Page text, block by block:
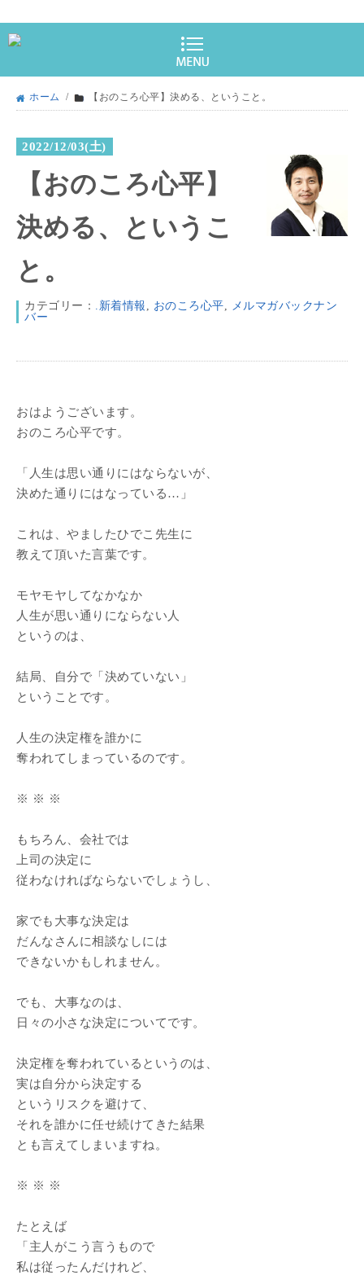
ホーム / 【おのころ心平】決める、ということ。
2022/12/03(土)
【おのころ心平】
決める、というこ
と。
カテゴリー： .新着情報 , おのころ心平, メルマガバックナン
バー
おはようございます。
おのころ心平です。
「人生は思い通りにはならないが、
決めた通りにはなっている…」
これは、やましたひでこ先生に
教えて頂いた言葉です。
モヤモヤしてなかなか
人生が思い通りにならない人
というのは、
結局、自分で「決めていない」
ということです。
人生の決定権を誰かに
奪われてしまっているのです。
※ ※ ※
もちろん、会社では
上司の決定に
従わなければならないでしょうし、
家でも大事な決定は
だんなさんに相談なしには
できないかもしれません。
でも、大事なのは、
日々の小さな決定についてです。
決定権を奪われているというのは、
実は自分から決定する
というリスクを避けて、
それを誰かに任せ続けてきた結果
とも言えてしまいますね。
※ ※ ※
たとえば
「主人がこう言うもので
私は従ったんだけれど、